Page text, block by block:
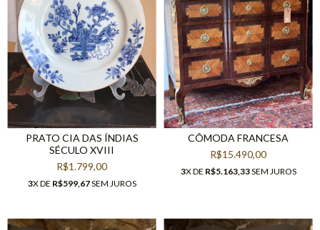
PRATO CIA DAS ÍNDIAS
SÉCULO XVIII
R$1.799,00
3X DE R$599,67SEM JUROS
CÔMODA FRANCESA
R$15.490,00
3X DE R$5.163,33SEM JUROS